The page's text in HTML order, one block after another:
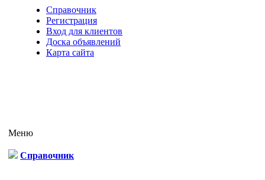
Справочник
Регистрация
Вход для клиентов
Доска объявлений
Карта сайта
Меню
Справочник